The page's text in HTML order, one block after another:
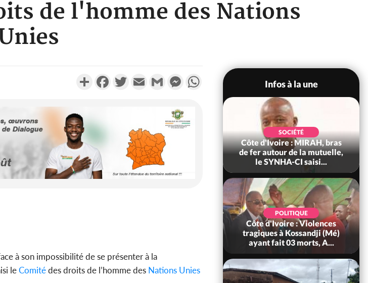
de l'homme des Nations
PartagerFacebookTwitterEmail Gmail MessengerWhatsApp
à son impossibilité de se présenter à la
leComitédes droits de l’homme des Nations Unies
Infos à la une
POLITIQUE
: Fête nationale,
Ouattara accorde
à 4 661...
SOCIÉTÉ
Côte d'Ivoire : Fin du rachat
des 100 000 tonnes de cacao,
le SYNARFA-CI co...
SOCIÉTÉ
Côte d'Ivoire : MIRAH, bras
de fer autour de la mutuelle,
le SYNHA-CI saisi...
POLITIQUE
Côte d'Ivoire : Violences
tragiques à Kossandji (Mé)
ayant fait 03 morts, A...